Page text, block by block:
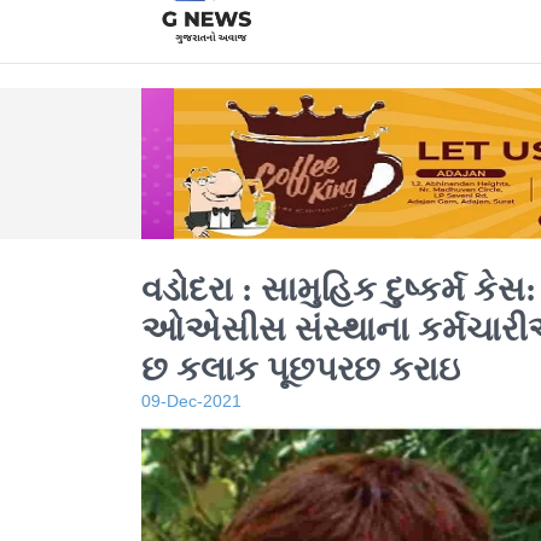
વડોદરા : સામુહિક દુષ્કર્મ કેસ:
ઓએસીસ સંસ્થાના
છ કલાક પૂછપરછ કરાઇ
09-Dec-2021